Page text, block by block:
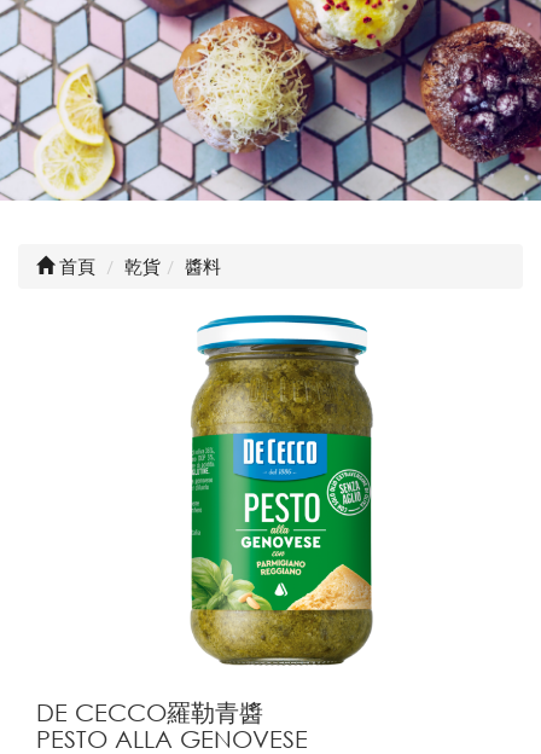
首頁 乾貨 醬料
DE CECCO羅勒青醬
PESTO ALLA GENOVESE